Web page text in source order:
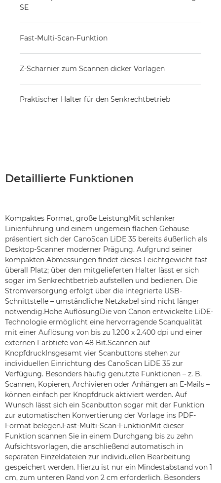
SE
Fast-Multi-Scan-Funktion
Z-Scharnier zum Scannen dicker Vorlagen
Praktischer Halter für den Senkrechtbetrieb
Detaillierte Funktionen
Kompaktes Format, große LeistungMit schlanker
Linienführung und einem ungemein flachen Gehäuse
präsentiert sich der CanoScan LiDE 35 bereits äußerlich als
Desktop-Scanner moderner Prägung. Aufgrund seiner
kompakten Abmessungen findet dieses Leichtgewicht fast
überall Platz; über den mitgelieferten Halter lässt er sich
sogar im Senkrechtbetrieb aufstellen und bedienen. Die
Stromversorgung erfolgt über die integrierte USB-
Schnittstelle – umständliche Netzkabel sind nicht länger
notwendig.Hohe AuflösungDie von Canon entwickelte LiDE-
Technologie ermöglicht eine hervorragende Scanqualität
mit einer Auflösung von bis zu 1.200 x 2.400 dpi und einer
externen Farbtiefe von 48 Bit.Scannen auf
KnopfdruckInsgesamt vier Scanbuttons stehen zur
individuellen Einrichtung des CanoScan LiDE 35 zur
Verfügung. Besonders häufig genutzte Funktionen – z. B.
Scannen, Kopieren, Archivieren oder Anhängen an E-Mails –
können einfach per Knopfdruck aktiviert werden. Auf
Wunsch lässt sich ein Scanbutton sogar mit der Funktion
zur automatischen Konvertierung der Vorlage ins PDF-
Format belegen.Fast-Multi-Scan-FunktionMit dieser
Funktion scannen Sie in einem Durchgang bis zu zehn
Aufsichtsvorlagen, die anschließend automatisch in
separaten Einzeldateien zur individuellen Bearbeitung
gespeichert werden. Hierzu ist nur ein Mindestabstand von 1
cm, zum unteren Rand von 2 cm erforderlich. Besonders